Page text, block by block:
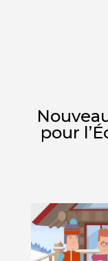
pour